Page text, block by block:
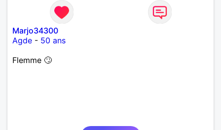
Marjo34300
Agde - 50 ans
Flemme 🙄